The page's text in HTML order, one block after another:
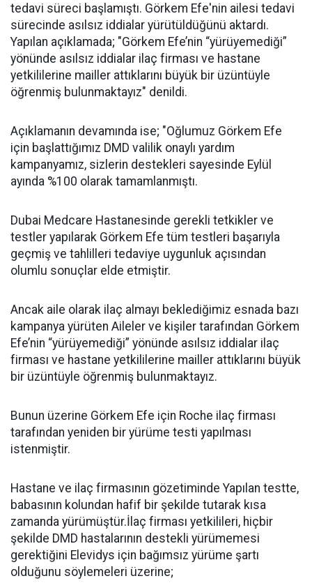
tedavi süreci başlamıştı. Görkem Efe'nin ailesi tedavi
sürecinde asılsız iddialar yürütüldüğünü aktardı.
Yapılan açıklamada; "Görkem Efe’nin “yürüyemediği”
yönünde asılsız iddialar ilaç firması ve hastane
yetkililerine mailler attıklarını büyük bir üzüntüyle
öğrenmiş bulunmaktayız" denildi.
Açıklamanın devamında ise; "Oğlumuz Görkem Efe
için başlattığımız DMD valilik onaylı yardım
kampanyamız, sizlerin destekleri sayesinde Eylül
ayında %100 olarak tamamlanmıştı.
Dubai Medcare Hastanesinde gerekli tetkikler ve
testler yapılarak Görkem Efe tüm testleri başarıyla
geçmiş ve tahlilleri tedaviye uygunluk açısından
olumlu sonuçlar elde etmiştir.
Ancak aile olarak ilaç almayı beklediğimiz esnada bazı
kampanya yürüten Aileler ve kişiler tarafından Görkem
Efe’nin “yürüyemediği” yönünde asılsız iddialar ilaç
firması ve hastane yetkililerine mailler attıklarını büyük
bir üzüntüyle öğrenmiş bulunmaktayız.
Bunun üzerine Görkem Efe için Roche ilaç firması
tarafından yeniden bir yürüme testi yapılması
istenmiştir.
Hastane ve ilaç firmasının gözetiminde Yapılan testte,
babasının kolundan hafif bir şekilde tutarak kısa
zamanda yürümüştür.İlaç firması yetkilileri, hiçbir
şekilde DMD hastalarının destekli yürümemesi
gerektiğini Elevidys için bağımsız yürüme şartı
olduğunu söylemeleri üzerine;